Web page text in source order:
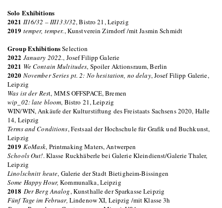
Solo Exhibitions
2021 II16/32 – III133/32, Bistro 21, Leipzig
2019 temper, temper., Kunstverein Zirndorf /mit Jasmin Schmidt
Group ExhibitionsSelection
2022 January 2022., Josef Filipp Galerie
2021 We Contain Multitudes, Spoiler Aktionsraum, Berlin
2020 November Series pt. 2: No hesitation, no delay, Josef Filipp Galerie,
Leipzig
Was ist der Rest, MMS OFFSPACE, Bremen
wip_02: late bloom, Bistro 21, Leipzig
WIN/WIN, Ankäufe der Kulturstiftung des Freistaats Sachsens 2020, Halle
14, Leipzig
Terms and Conditions, Festsaal der Hochschule für Grafik und Buchkunst,
Leipzig
2019 KoMask, Printmaking Maters, Antwerpen
Schools Out!. Klasse Ruckhäberle bei Galerie Kleindienst/Galerie Thaler,
Leipzig
Linolschnitt heute, Galerie der Stadt Bietigheim-Bissingen
Some Happy Hour,Kommunalka, Leipzig
2018 Der Berg Analog, Kunsthalle der Sparkasse Leipzig
Fünf Tage im Februar, Lindenow XI, Leipzig /mit Klasse 3h